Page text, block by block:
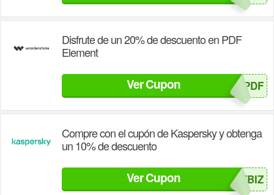
Disfrute de un 20% de descuento en PDF
Element
Ver Cupon SAFWSPDF
Compre con el cupón de Kaspersky y obtenga
un 10% de descuento
Ver Cupon AFBIZ